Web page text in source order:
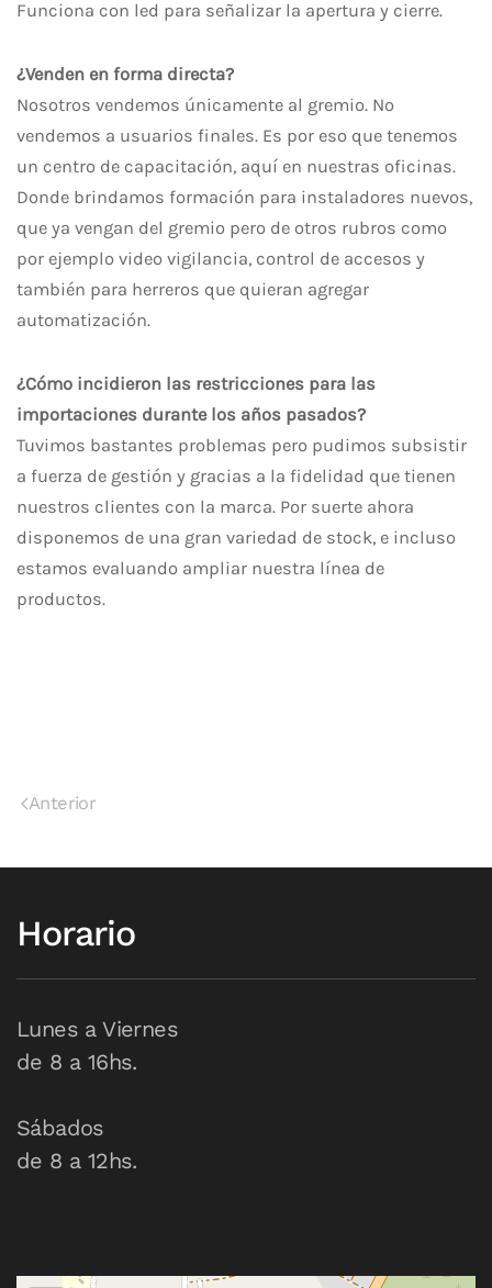
Funciona con led para señalizar la apertura y cierre.
¿Venden en forma directa?
Nosotros vendemos únicamente al gremio. No
vendemos a usuarios finales. Es por eso que tenemos
un centro de capacitación, aquí en nuestras oficinas.
Donde brindamos formación para instaladores nuevos,
que ya vengan del gremio pero de otros rubros como
por ejemplo video vigilancia, control de accesos y
también para herreros que quieran agregar
automatización.
¿Cómo incidieron las restricciones para las
importaciones durante los años pasados?
Tuvimos bastantes problemas pero pudimos subsistir
a fuerza de gestión y gracias a la fidelidad que tienen
nuestros clientes con la marca. Por suerte ahora
disponemos de una gran variedad de stock, e incluso
estamos evaluando ampliar nuestra línea de
productos.
Anterior
Horario
Lunes a Viernes
de 8 a 16hs.
Sábados
de 8 a 12hs.